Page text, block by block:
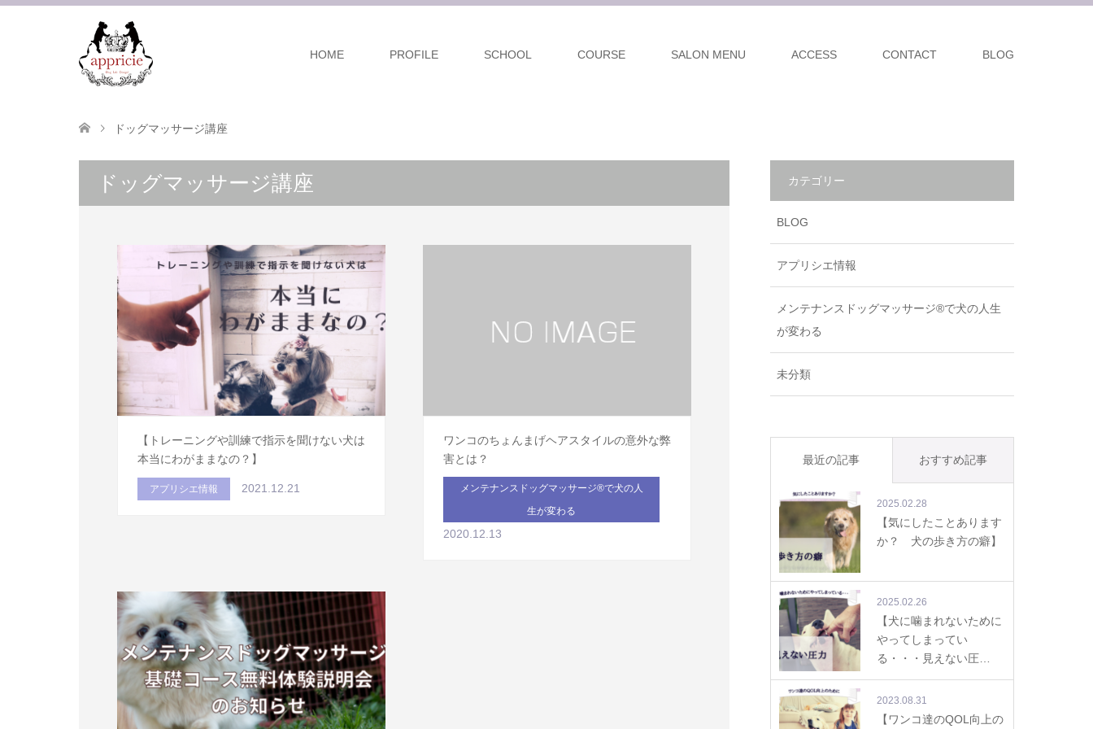
HOME PROFILE SCHOOL COURSE SALON MENU ACCESS CONTACT BLOG
ドッグマッサージ講座
ドッグマッサージ講座
【トレーニングや訓練で指示を聞けない犬は
本当にわがままなの？】
アプリシエ情報 2021.12.21
ワンコのちょんまげヘアスタイルの意外な弊
害とは？
メンテナンスドッグマッサージ®で犬の人
生が変わる
2020.12.13
カテゴリー
BLOG
アプリシエ情報
メンテナンスドッグマッサージ®で犬の人生
が変わる
未分類
最近の記事 おすすめ記事
2025.02.28
【気にしたことあります
か？ 犬の歩き方の癖】
2025.02.26
【犬に噛まれないために
やってしまってい
る・・・見えない圧…
2023.08.31
【ワンコ達のQOL向上の